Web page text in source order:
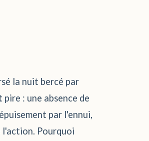
la nuit bercé par
: une absence de
par l'ennui,
l'action. Pourquoi